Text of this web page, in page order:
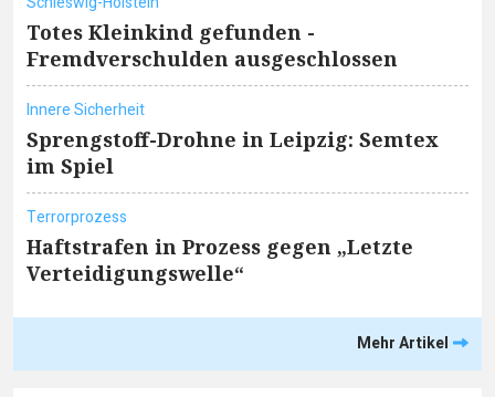
Totes Kleinkind gefunden -
Fremdverschulden ausgeschlossen
Innere Sicherheit
Sprengstoff-Drohne in Leipzig: Semtex
im Spiel
Terrorprozess
Haftstrafen in Prozess gegen „Letzte
Verteidigungswelle“
Mehr Artikel